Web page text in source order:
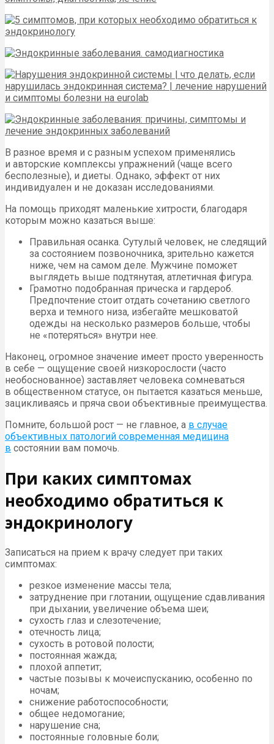
В разное время и с разным успехом применялись
и авторские комплексы упражнений (чаще всего
бесполезные), и диеты. Однако, эффект от них
индивидуален и не доказан исследованиями.
На помощь приходят маленькие хитрости, благодаря
которым можно казаться выше:
Правильная осанка. Сутулый человек, не следящий
за состоянием позвоночника, зрительно кажется
ниже, чем на самом деле. Мужчине поможет
выглядеть выше подтянутая, атлетичная фигура.
Грамотно подобранная прическа и гардероб.
Предпочтение стоит отдать сочетанию светлого
верха и темного низа, избегайте мешковатой
одежды на несколько размеров больше, чтобы
не «потеряться» внутри нее.
Наконец, огромное значение имеет просто уверенность
в себе — ощущение своей низкорослости (часто
необоснованное) заставляет человека сомневаться
в общественном статусе, он пытается казаться меньше,
зацикливаясь и пряча свои объективные преимущества.
Помните, большой рост — не главное, а в случае
объективных патологий современная медицина
в состоянии вам помочь.
При каких симптомах
необходимо обратиться к
эндокринологу
Записаться на прием к врачу следует при таких
симптомах:
резкое изменение массы тела;
затруднение при глотании, ощущение сдавливания
при дыхании, увеличение объема шеи;
сухость глаз и слезотечение;
отечность лица;
сухость в ротовой полости;
постоянная жажда;
плохой аппетит;
частые позывы к мочеиспусканию, особенно по
ночам;
снижение работоспособности;
общее недомогание;
нарушение сна;
постоянные головные боли;